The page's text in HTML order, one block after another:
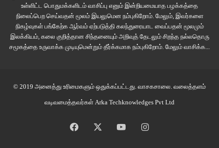
“ண்ணா அவா என்ன சொன்னா?”, தேவகி தயங்கியபடி சங்கரனிடம்
வினவினாள்.
“ண்ணா ஏதாச்சும் சொல்லுங்கோ, இப்படி அமைதியா இருக்காதிங்கோ, மனம்
கெடந்து பாடா பட்றது!”, தேவகி இம்முறை அழுகை கலந்த குரலில் விசும்பினாள்.
“நமக்கு பொறந்து தொலச்சுருக்காளே ‘சீமாட்டி’ அவள எங்கையாது போய்
உள்ளிட்ட பொதுமக்களிடம் வாசிப்பு எனும் இன்றியமையாத பழக்கத்தை
நிலைப்பெற செய்வதன் மூலம் இயலுமென நம்புகிறோம். மேலும், இவர்களை
நிகழ்வுகள் பங்கேற்க ஆர்வம் ஏற்படுத்தி கலந்துரையாட வைப்பதன் மூலமும்
இலக்கியம், கலை குறித்தான சிந்தனையும் அறிவுத் தேடலும் சிறந்த நல்லதொரு
சமூகத்தை உருவாக்க முடியுமென்றும் தீர்க்கமாக நம்புகிறோம். மேலும் வாசிக்க...
© 2019 அனைத்து உரிமைகளும் ஒதுக்கப்பட்டது. வாசகசாலை. வலைத்தளம்
வடிவமைத்தவர்கள் Arka Techknowledges Pvt Ltd
Facebook YouTubeInstagram